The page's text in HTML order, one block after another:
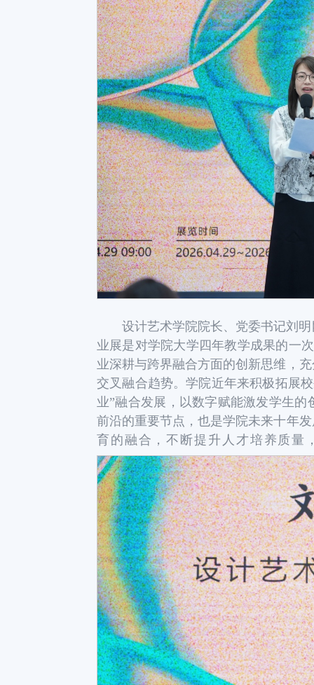
设计艺术学院院长、党委书记刘
业展是对学院大学四年教学成果的一
业深耕与跨界融合方面的创新思维，
交叉融合趋势。学院近年来积极拓展
业”融合发展，以数字赋能激发学生
前沿的重要节点，也是学院未来十年
育的融合，不断提升人才培养质量